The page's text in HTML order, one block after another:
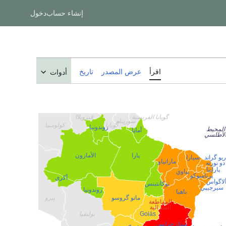
إنشاء حسابدخول
اقرأ عرض المصدر تاريخ أدوات
المحيط
الأطلسي
أكري
الأمازون پارا
روندونيا أماپا
روندونيا
توكانتينس
مارانياو
باهيا
پياوي
سيارا ريو گراند
دو نورته
پارايبا
پرنامبوكو
ألاگواس
سيرجيپي
ماتو گروسو
المقاطعة
الفدرالية
Goiás
ميناز جرايس
بوليڤيا
كولومبيا
گويانا الفرنسية
گويانا
پيرو
سورينام
ڤنزويلاا